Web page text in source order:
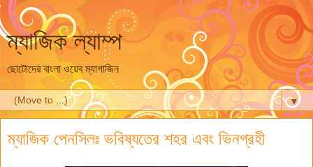
ম্যাজিক ল্যাম্প
ছোটোদের বাংলা ওয়েব ম্যাগাজিন
▼
ম্যাজিক পেনসিলঃ ভবিষ্যতের শহর এবং ভিনগ্রহী